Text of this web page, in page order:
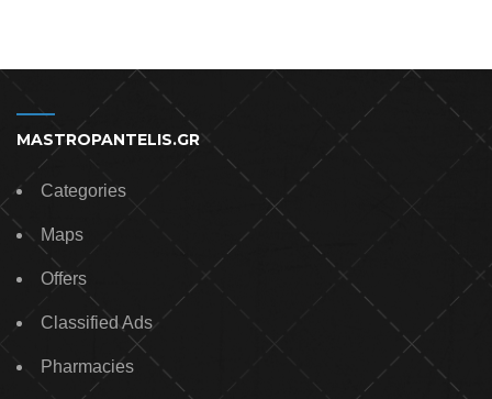
MASTROPANTELIS.GR
Categories
Maps
Offers
Classified Ads
Pharmacies